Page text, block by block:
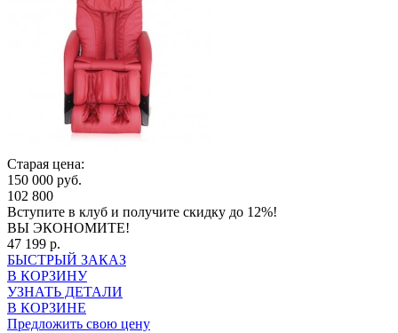
Старая цена:
150 000 руб.
102 800
Вступите в клуб и получите скидку до 12%!
ВЫ ЭКОНОМИТЕ!
47 199 р.
БЫСТРЫЙ ЗАКАЗ
В КОРЗИНУ
УЗНАТЬ ДЕТАЛИ
В КОРЗИНЕ
Предложить свою цену